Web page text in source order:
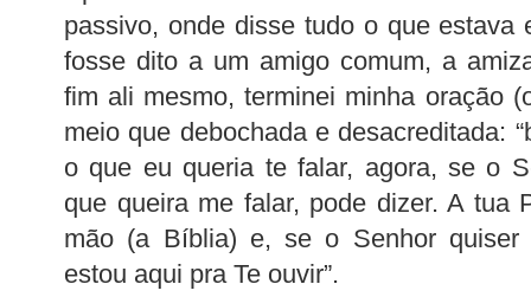
passivo, onde disse tudo o que estava
fosse dito a um amigo comum, a
fim ali mesmo, terminei minha oração
meio que debochada e desacreditada:
o que eu queria te falar, agora, se o
que queira me falar, pode dizer. A tua
mão (a Bíblia) e, se o Senhor quiser
estou aqui pra Te ouvir”.